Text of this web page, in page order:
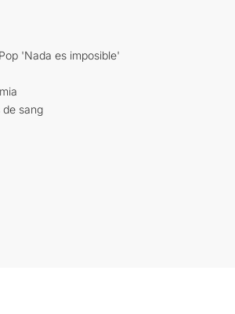
'Nada es imposible'
de sang